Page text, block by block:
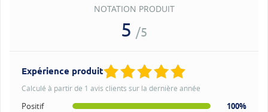
NOTATION PRODUIT
5 /5
Expérience produit
Calculé à partir de 1 avis clients sur la dernière année
Positif
100%